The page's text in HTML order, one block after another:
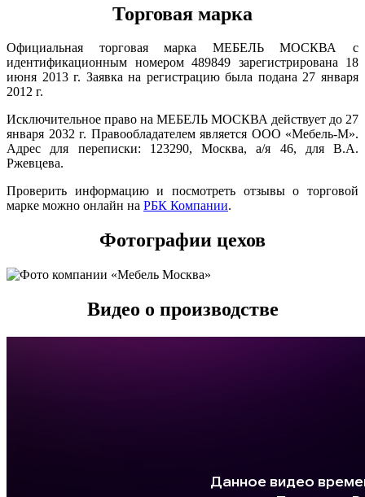
Торговая марка
Официальная торговая марка МЕБЕЛЬ МОСКВА с
идентификационным номером 489849 зарегистрирована 18
июня 2013 г. Заявка на регистрацию была подана 27 января
2012 г.
Исключительное право на МЕБЕЛЬ МОСКВА действует до 27
января 2032 г. Правообладателем является ООО «Мебель-М».
Адрес для переписки: 123290, Москва, а/я 46, для В.А.
Ржевцева.
Проверить информацию и посмотреть отзывы о торговой
марке можно онлайн на РБК Компании.
Фотографии цехов
Видео о производстве